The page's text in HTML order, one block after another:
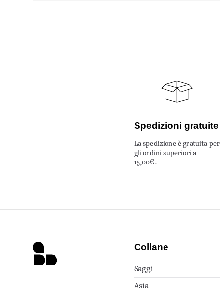
Spedizioni gratuite
La spedizione è gratuita per
gli ordini superiori a
15,00€.
Collane
Saggi
Asia